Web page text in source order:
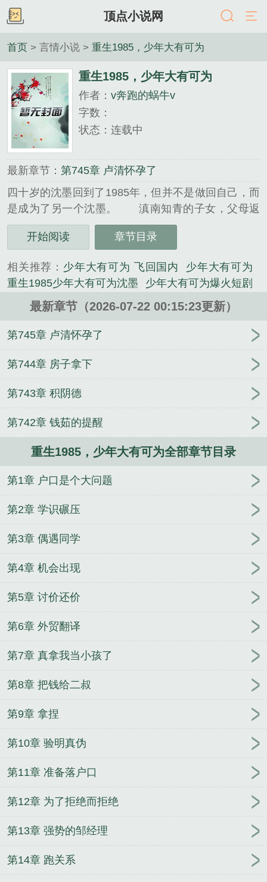
顶点小说网
首页 > 言情小说 > 重生1985，少年大有可为
重生1985，少年大有可为
作者： v奔跑的蜗牛v
字数：
状态：连载中
最新章节： 第745章 卢清怀孕了
四十岁的沈墨回到了1985年，但并不是做回自己，而
是成为了另一个沈墨。 滇南知青的子女，父母返
沪即离婚。 爸爸一个家，妈妈一个家，剩下我自
己，是不是多余的之前电视剧的歌词照在了自己的身
《重生1985，少年大有可为》是v奔跑的蜗牛v精心创
作的言情小说类小说。
开始阅读 章节目录
相关推荐： 少年大有可为 飞回国内
少年大有可为
重生1985少年大有可为沈墨
少年大有可为爆火短剧
少年大有可为txt
少年大有可为李惊蛰
少年大有可为
少年大有可为短剧合集 少年大有可为动漫
生1985少年大有可为最新章节列
少年大有可为动画
txt
少年大有可为沈墨
少年大有可为短剧免费观看
阅读 [全职高手]轮回经理是我，你不满意？
结婚小
带着儿子嫁豪门【完结】
妹宝在豪门当咸鱼
修仙之云深的魔法师 炮灰逆袭系统 骨科1/3h(双胞
胎)未删减版
五岁小奶团入豪门，靠玄学给全家改
命
飞天九道尊祖 渡己
骨科1/3h(双胞
逆袭，女主快让道
最新章节（2026-07-22 00:15:23更新）
第745章 卢清怀孕了
第744章 房子拿下
第743章 积阴德
第742章 钱茹的提醒
重生1985，少年大有可为全部章节目录
第1章 户口是个大问题
第2章 学识碾压
第3章 偶遇同学
第4章 机会出现
第5章 讨价还价
第6章 外贸翻译
第7章 真拿我当小孩了
第8章 把钱给二叔
第9章 拿捏
第10章 验明真伪
第11章 准备落户口
第12章 为了拒绝而拒绝
第13章 强势的邹经理
第14章 跑关系